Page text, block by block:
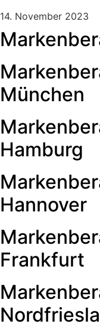
14. November 2023
München
Hamburg
Hannover
Frankfurt